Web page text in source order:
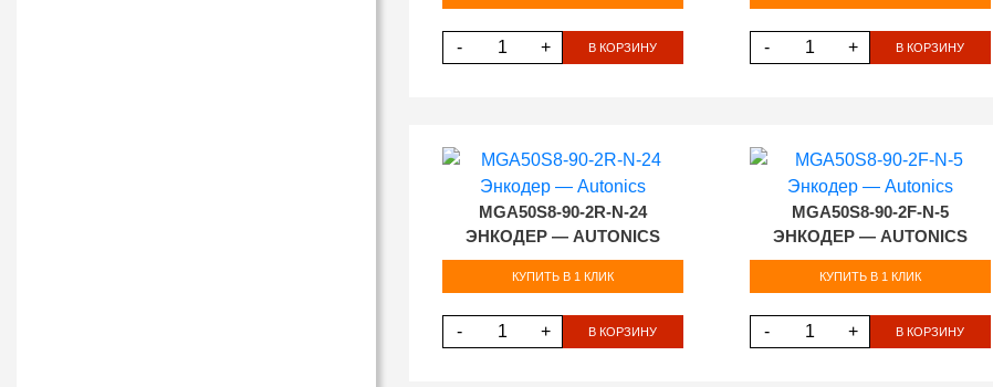
- + В КОРЗИНУ - + В КОРЗИНУ
MGA50S8-90-2R-N-24
ЭНКОДЕР — AUTONICS
КУПИТЬ В 1 КЛИК
- + В КОРЗИНУ
MGA50S8-90-2F-N-5
ЭНКОДЕР — AUTONICS
КУПИТЬ В 1 КЛИК
- + В КОРЗИНУ